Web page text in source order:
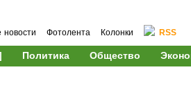
новости Фотолента Колонки RSS
Политика Общество